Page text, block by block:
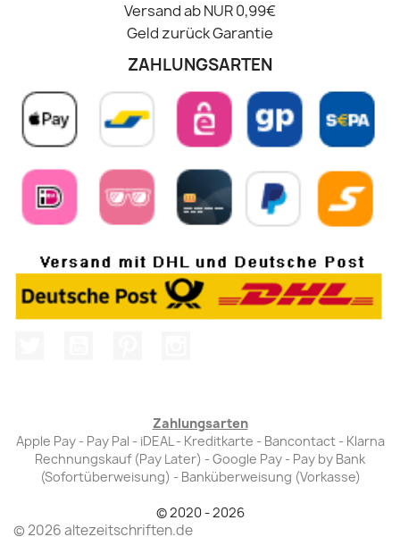
Versand ab NUR 0,99€
Geld zurück Garantie
ZAHLUNGSARTEN
Zahlungsarten
Apple Pay - Pay Pal - iDEAL - Kreditkarte - Bancontact - Klarna
Rechnungskauf (Pay Later) - Google Pay - Pay by Bank
(Sofortüberweisung) - Banküberweisung (Vorkasse)
© 2020 - 2026
© 2026 altezeitschriften.de